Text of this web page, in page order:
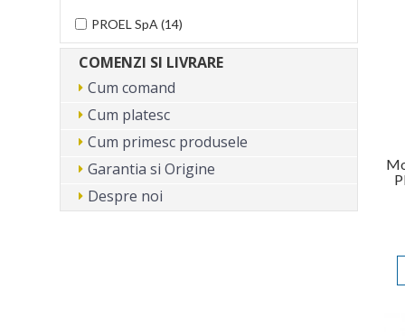
PROEL SpA (14)
COMENZI SI LIVRARE
Cum comand
Cum platesc
Cum primesc produsele
Garantia si Origine
Despre noi